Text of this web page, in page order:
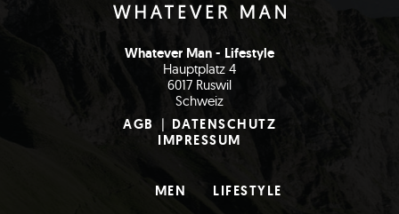
Whatever Man - Lifestyle
Hauptplatz 4
6017 Ruswil
Schweiz
AGB | DATENSCHUTZ
IMPRESSUM
MEN
LIFESTYLE